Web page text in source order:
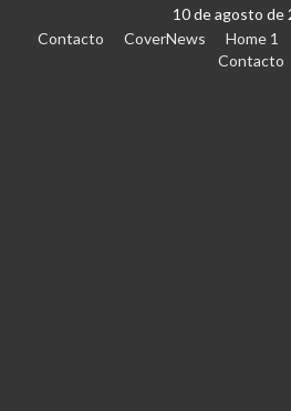
10 de agosto de
Contacto
CoverNews Home 1
Contacto